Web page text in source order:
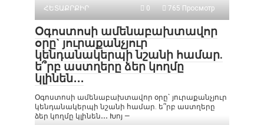
ՀԵՏԱՔՐՔԻՐ
0 765 Просмотр
Օգոստոսի ամենաբախտավոր
օրը` յուրաքանչյուր
կենդանակերպի նշանի համար.
ե՞րբ աստղերը ձեր կողմը
կլինեն․․․
Օգոստոսի ամենաբախտավոր օրը` յուրաքանչյուր
կենդանակերպի նշանի համար. ե՞րբ աստղերը
ձեր կողմը կլինեն․․․ Խոյ —